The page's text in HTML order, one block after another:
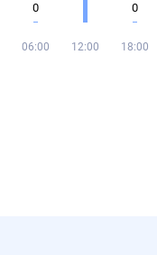
0
06:00 12:00
0
18:00